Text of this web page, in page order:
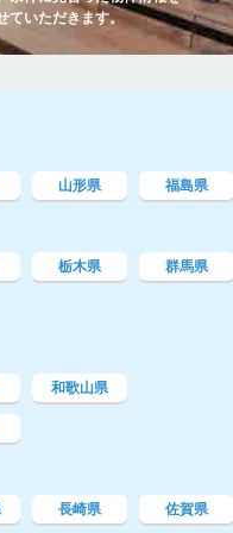
ていただきます。
山形県 福島県
栃木県 群馬県
和歌山県
長崎県 佐賀県